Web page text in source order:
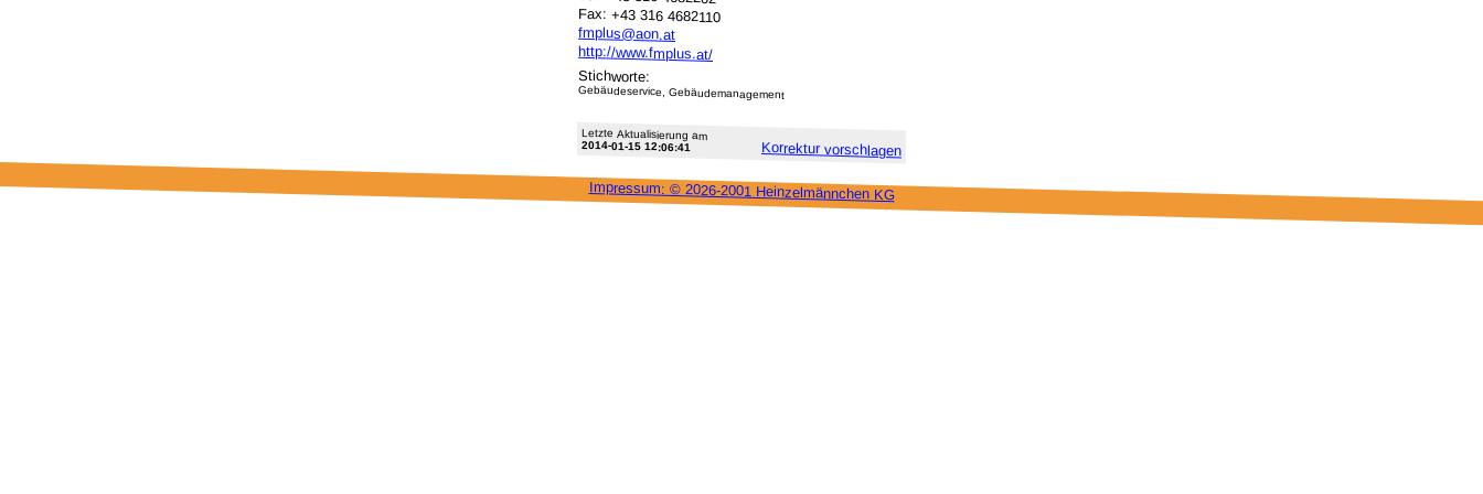
Fax: +43 316 4682110
fmplus@aon.at
http://www.fmplus.at/
Stichworte:
Gebäudeservice, Gebäudemanagement
Letzte Aktu­alisie­rung am
2014-01-15 12:06:41 Korrektur vor­schlagen
Impressum: © 2026-2001 Heinzel­männchen KG